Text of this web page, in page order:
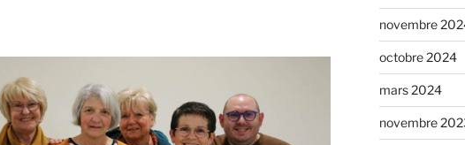
novembre
octobre 2024
mars 2024
novembre